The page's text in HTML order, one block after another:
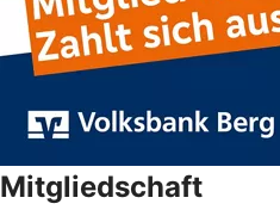
Mitgliedschaft